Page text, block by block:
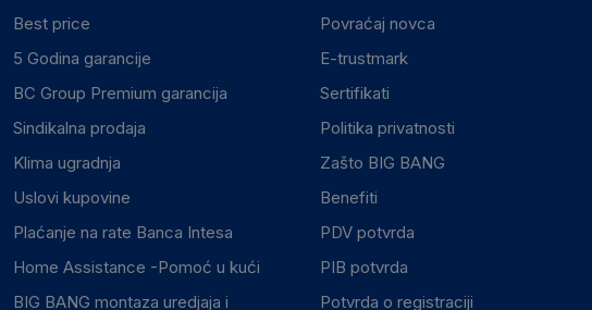
Best price
5 Godina garancije
BC Group Premium garancija
Sindikalna prodaja
Klima ugradnja
Uslovi kupovine
Plaćanje na rate Banca Intesa
Home Assistance -Pomoć u kući
BIG BANG montaza uredjaja i
Povraćaj novca
E-trustmark
Sertifikati
Politika privatnosti
Zašto BIG BANG
Benefiti
PDV potvrda
PIB potvrda
Potvrda o registraciji